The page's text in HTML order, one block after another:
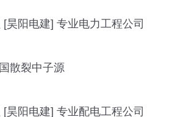
昊阳电建] 专业电力工程公司
散裂中子源
昊阳电建] 专业配电工程公司